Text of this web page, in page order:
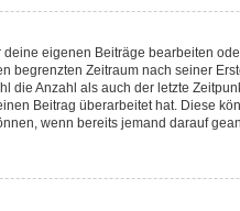
eigenen Beiträge bearbeiten
begrenzten Zeitraum nach seiner
die Anzahl als auch der letzte
Beitrag überarbeitet hat. Diese
wenn bereits jemand darauf